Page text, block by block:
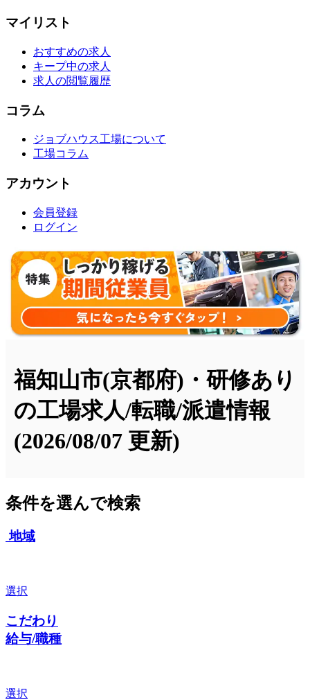
マイリスト
おすすめの求人
キープ中の求人
求人の閲覧履歴
コラム
ジョブハウス工場について
工場コラム
アカウント
会員登録
ログイン
福知山市(京都府)・研修あり
の工場求人/転職/派遣情報
(2026/08/07 更新)
条件を選んで検索
地域
選択
こだわり
給与/職種
選択